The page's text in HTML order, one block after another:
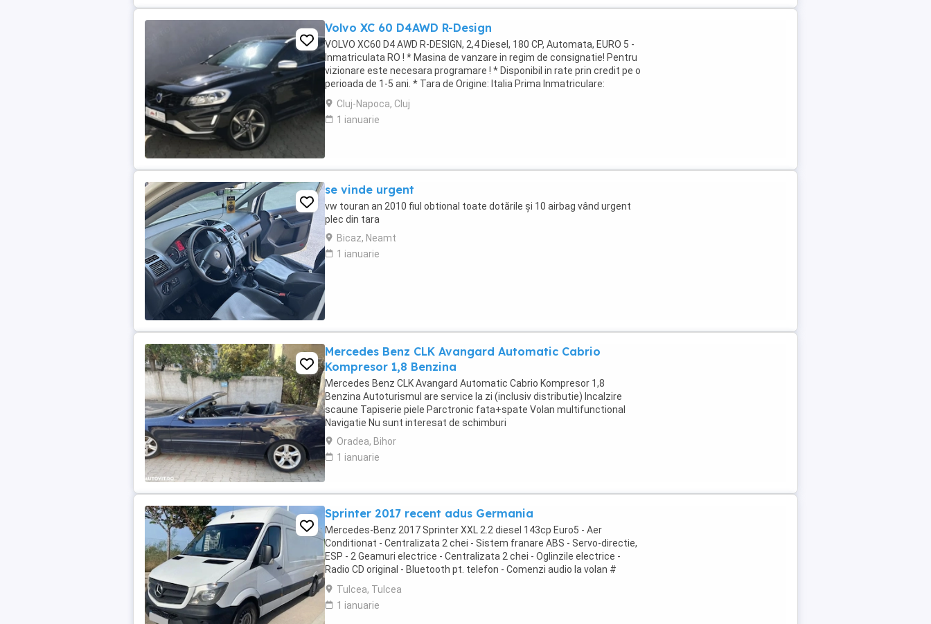
Volvo XC 60 D4AWD R-Design
VOLVO XC60 D4 AWD R-DESIGN, 2,4 Diesel, 180 CP, Automata, EURO 5 -
Inmatriculata RO ! * Masina de vanzare in regim de consignatie! Pentru
vizionare este necesara programare ! * Disponibil in rate prin credit pe o
perioada de 1-5 ani. * Tara de Origine: Italia Prima Inmatriculare:
25.06.2014 An ...
Cluj-Napoca, Cluj
1 ianuarie
se vinde urgent
vw touran an 2010 fiul obtional toate dotările și 10 airbag vând urgent
plec din tara
Bicaz, Neamt
1 ianuarie
Mercedes Benz CLK Avangard Automatic Cabrio
Kompresor 1,8 Benzina
Mercedes Benz CLK Avangard Automatic Cabrio Kompresor 1,8
Benzina Autoturismul are service la zi (inclusiv distributie) Incalzire
scaune Tapiserie piele Parctronic fata+spate Volan multifunctional
Navigatie Nu sunt interesat de schimburi
Oradea, Bihor
1 ianuarie
Sprinter 2017 recent adus Germania
Mercedes-Benz 2017 Sprinter XXL 2.2 diesel 143cp Euro5 - Aer
Conditionat - Centralizata 2 chei - Sistem franare ABS - Servo-directie,
ESP - 2 Geamuri electrice - Centralizata 2 chei - Oglinzile electrice -
Radio CD original - Bluetooth pt. telefon - Comenzi audio la volan #
Modelul cel mai lung si cel ...
Tulcea, Tulcea
1 ianuarie